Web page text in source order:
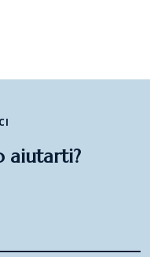
aiutarti?